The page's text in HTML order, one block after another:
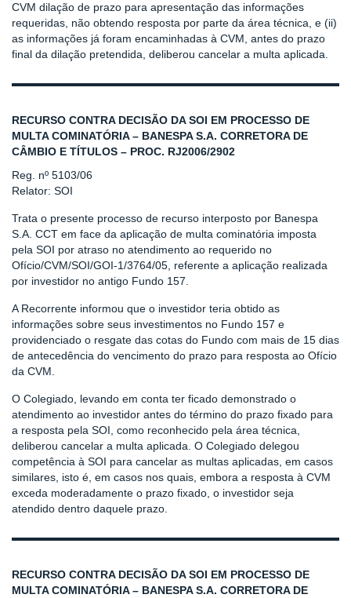
CVM dilação de prazo para apresentação das informações
requeridas, não obtendo resposta por parte da área técnica, e (ii)
as informações já foram encaminhadas à CVM, antes do prazo
final da dilação pretendida, deliberou cancelar a multa aplicada.
RECURSO CONTRA DECISÃO DA SOI EM PROCESSO DE
MULTA COMINATÓRIA – BANESPA S.A. CORRETORA DE
CÂMBIO E TÍTULOS – PROC. RJ2006/2902
Reg. nº 5103/06
Relator: SOI
Trata o presente processo de recurso interposto por Banespa
S.A. CCT em face da aplicação de multa cominatória imposta
pela SOI por atraso no atendimento ao requerido no
Ofício/CVM/SOI/GOI-1/3764/05, referente a aplicação realizada
por investidor no antigo Fundo 157.
A Recorrente informou que o investidor teria obtido as
informações sobre seus investimentos no Fundo 157 e
providenciado o resgate das cotas do Fundo com mais de 15 dias
de antecedência do vencimento do prazo para resposta ao Ofício
da CVM.
O Colegiado, levando em conta ter ficado demonstrado o
atendimento ao investidor antes do término do prazo fixado para
a resposta pela SOI, como reconhecido pela área técnica,
deliberou cancelar a multa aplicada. O Colegiado delegou
competência à SOI para cancelar as multas aplicadas, em casos
similares, isto é, em casos nos quais, embora a resposta à CVM
exceda moderadamente o prazo fixado, o investidor seja
atendido dentro daquele prazo.
RECURSO CONTRA DECISÃO DA SOI EM PROCESSO DE
MULTA COMINATÓRIA – BANESPA S.A. CORRETORA DE